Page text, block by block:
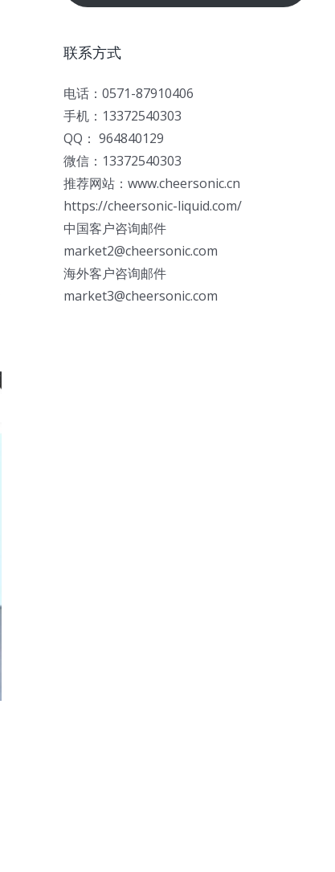
联系方式
电话：0571-87910406
手机：13372540303
QQ： 964840129
微信：13372540303
推荐网站：www.cheersonic.cn
https://cheersonic-liquid.com/
中国客户咨询邮件
market2@cheersonic.com
海外客户咨询邮件
market3@cheersonic.com